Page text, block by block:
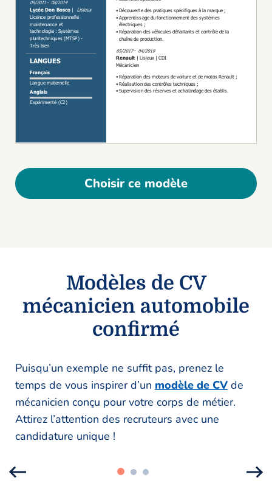
Choisir ce modèle
Modèles de CV
mécanicien automobile
confirmé
Puisqu’un exemple ne suffit pas, prenez le
temps de vous inspirer d’un modèle de CV de
mécanicien conçu pour votre corps de métier.
Attirez l’attention des recruteurs avec une
candidature unique !